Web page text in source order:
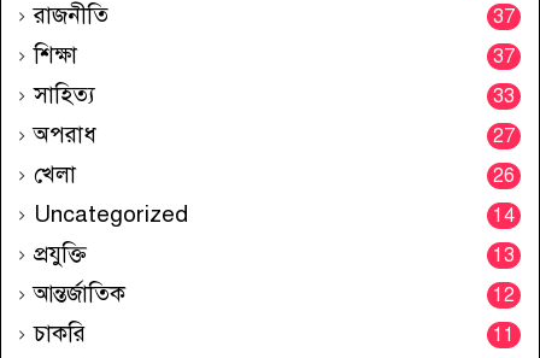
রাজনীতি 37
শিক্ষা 37
সাহিত্য 33
অপরাধ 27
খেলা 26
Uncategorized 14
প্রযুক্তি 13
আন্তর্জাতিক 12
চাকরি 11